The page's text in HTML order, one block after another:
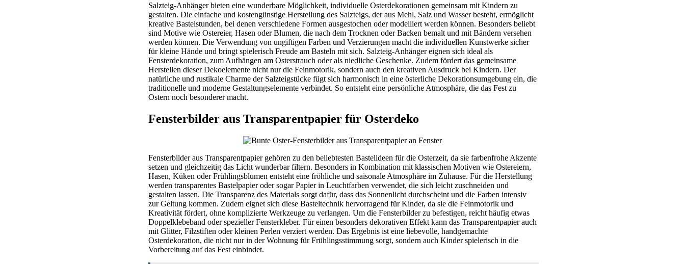
Salzteig-Anhänger bieten eine wunderbare Möglichkeit, individuelle Osterdekorationen gemeinsam mit Kindern zu
gestalten. Die einfache und kostengünstige Herstellung des Salzteigs, der aus Mehl, Salz und Wasser besteht, ermöglicht
kreative Bastelstunden, bei denen verschiedene Formen ausgestochen oder modelliert werden können. Besonders beliebt
sind Motive wie Ostereier, Hasen oder Blumen, die nach dem Trocknen oder Backen bemalt und mit Bändern versehen
werden können. Die Verwendung von ungiftigen Farben und Verzierungen macht die individuellen Kunstwerke sicher
für kleine Hände und bringt spielerisch Freude am Basteln mit sich. Salzteig-Anhänger eignen sich ideal als
Fensterdekoration, zum Aufhängen am Osterstrauch oder als niedliche Geschenke. Zudem fördert das gemeinsame
Herstellen dieser Dekoelemente nicht nur die Feinmotorik, sondern auch den kreativen Ausdruck bei Kindern. Der
natürliche und rustikale Charme der Salzteigstücke fügt sich harmonisch in eine österliche Dekorationsumgebung ein, die
traditionelle und moderne Gestaltungselemente verbindet. So entsteht eine persönliche Atmosphäre, die das Fest zu
Ostern noch besonderer macht.
Fensterbilder aus Transparentpapier für Osterdeko
Fensterbilder aus Transparentpapier gehören zu den beliebtesten Bastelideen für die Osterzeit, da sie farbenfrohe Akzente
setzen und gleichzeitig das Licht wunderbar filtern. Besonders in Kombination mit klassischen Motiven wie Ostereiern,
Hasen, Küken oder Frühlingsblumen entsteht eine fröhliche und saisonale Atmosphäre im Zuhause. Für die Herstellung
werden transparentes Bastelpapier oder sogar Papier in Leuchtfarben verwendet, die sich leicht zuschneiden und
gestalten lassen. Die Transparenz des Materials sorgt dafür, dass das Sonnenlicht durchscheint und die Farben intensiv
zur Geltung kommen. Zudem eignet sich diese Basteltechnik hervorragend für Kinder, da sie die Feinmotorik und
Kreativität fördert, ohne komplizierte Werkzeuge zu verlangen. Um die Fensterbilder zu befestigen, reicht häufig etwas
Doppelklebeband oder spezieller Fensterkleber. Für einen besonders dekorativen Effekt kann das Transparentpapier auch
mit Glitter, Filzstiften oder kleinen Perlen verziert werden. Das Ergebnis ist eine liebevolle, handgemachte
Osterdekoration, die nicht nur in der Wohnung für Frühlingsstimmung sorgt, sondern auch Kinder spielerisch in die
Vorbereitung auf das Fest einbindet.